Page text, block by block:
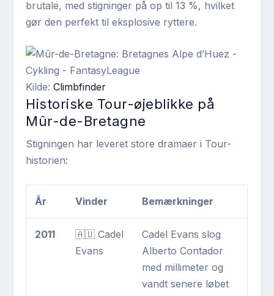
brutale, med stigninger på op til 13 %, hvilket
gør den perfekt til eksplosive ryttere.
Kilde:Climbfinder
Historiske Tour-øjeblikke på
Mûr-de-Bretagne
Stigningen har leveret store dramaer i Tour-
historien:
År Vinder Bemærkninger
2011
🇦🇺 Cadel
Evans
Cadel Evans slog
Alberto Contador
med millimeter og
vandt senere løbet